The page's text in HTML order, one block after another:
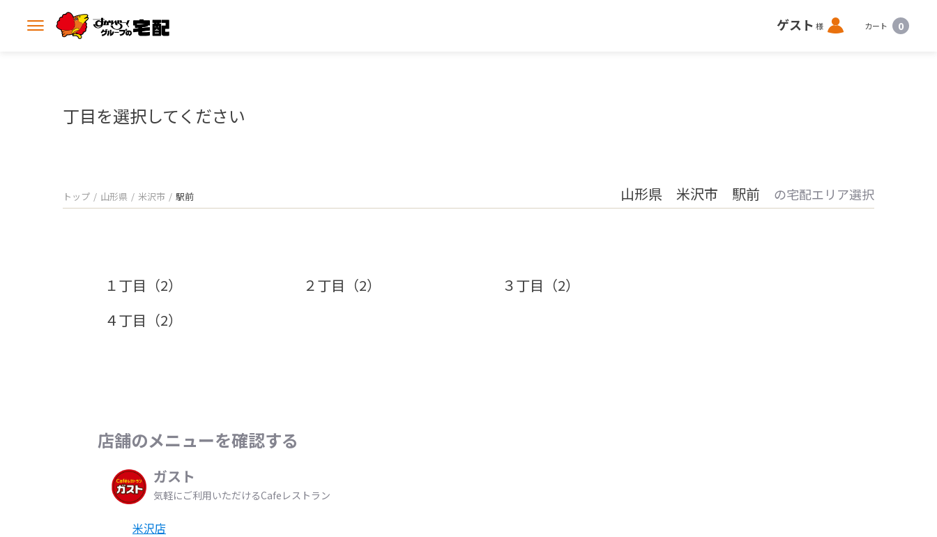
メ
ゲスト 様 ロ
グ
カート 0
丁目を選択してください
トップ 山形県 米沢市 駅前 山形県 米沢市 駅前 の宅配エリア選択
１丁目（2） ２丁目（2）
３丁目（2）
４丁目（2）
店舗のメニューを確認する
ガスト
気軽にご利用いただけるCafeレストラン
米沢店